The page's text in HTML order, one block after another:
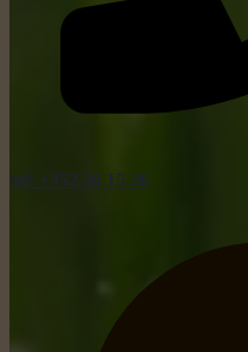
tel: +352 26 15 26